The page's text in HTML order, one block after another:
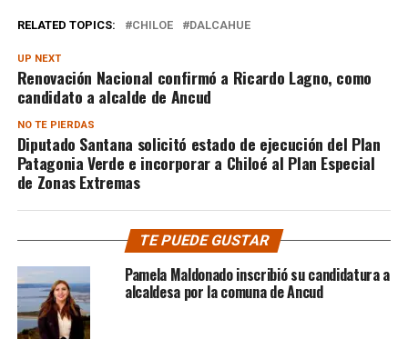
RELATED TOPICS: CHILOE DALCAHUE
UP NEXT
Renovación Nacional confirmó a Ricardo Lagno, como
candidato a alcalde de Ancud
NO TE PIERDAS
Diputado Santana solicitó estado de ejecución del Plan
Patagonia Verde e incorporar a Chiloé al Plan Especial
de Zonas Extremas
TE PUEDE GUSTAR
Pamela Maldonado inscribió su candidatura a
alcaldesa por la comuna de Ancud